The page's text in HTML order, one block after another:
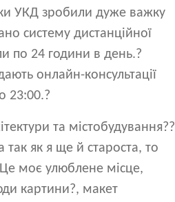
УКД зробили дуже важку
систему дистанційної
по 24 години в день.?
онлайн-консультації
23:00.?
та містобудування??
так як я ще й староста, то
моє улюблене місце,
картини?, макет